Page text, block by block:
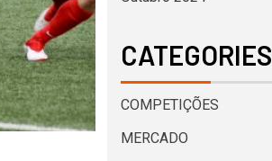
CATEGORIES
COMPETIÇÕES
MERCADO